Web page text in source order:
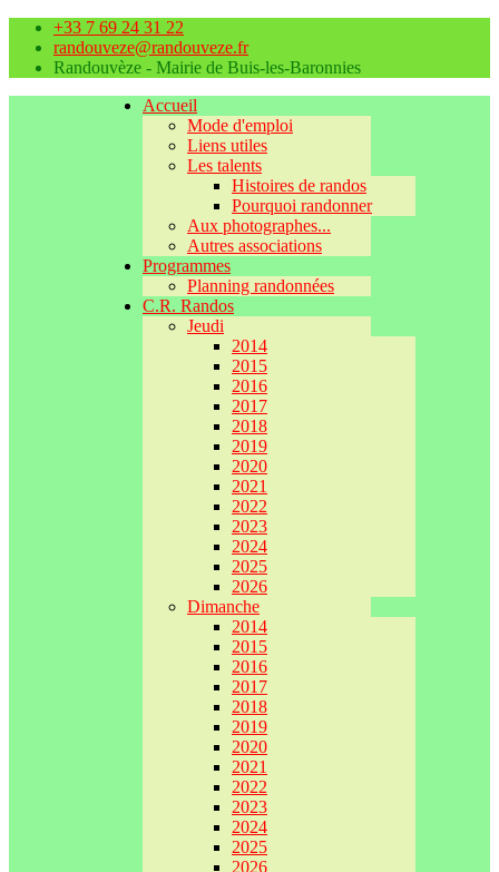
+33 7 69 24 31 22
randouveze@randouveze.fr
Randouvèze - Mairie de Buis-les-Baronnies
Accueil
Mode d'emploi
Liens utiles
Les talents
Histoires de randos
Pourquoi randonner
Aux photographes...
Autres associations
Programmes
Planning randonnées
C.R. Randos
Jeudi
2014
2015
2016
2017
2018
2019
2020
2021
2022
2023
2024
2025
2026
Dimanche
2014
2015
2016
2017
2018
2019
2020
2021
2022
2023
2024
2025
2026